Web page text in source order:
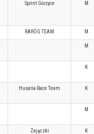
Sprint Gorzyce M
RARÓG TEAM M
M
K
Husaria Race Team K
M
Zajączki K